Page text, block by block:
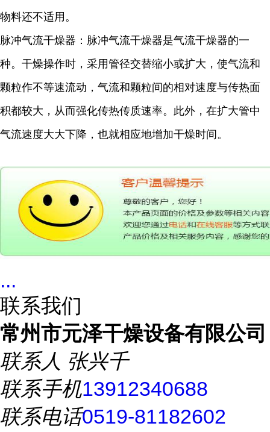
物料还不适用。
脉冲气流干燥器：脉冲气流干燥器是气流干燥器的一
种。干燥操作时，采用管径交替缩小或扩大，使气流和
颗粒作不等速流动，气流和颗粒间的相对速度与传热面
积都较大，从而强化传热传质速率。此外，在扩大管中
气流速度大大下降，也就相应地增加干燥时间。
...
联系我们
常州市元泽干燥设备有限公司
联系人 张兴千
联系手机13912340688
联系电话0519-81182602